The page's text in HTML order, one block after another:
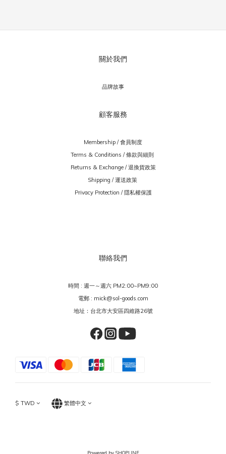
關於我們
品牌故事
顧客服務
Membership / 會員制度
Terms & Conditions / 條款與細則
Returns & Exchange / 退換貨政策
Shipping / 運送政策
Privacy Protection / 隱私權保護
聯絡我們
時間 : 週一～週六 PM2:00~PM9:00
電郵 : mick@sol-goods.com
地址：台北市大安區四維路26號
$ TWD 繁體中文
Powered by SHOPLINE